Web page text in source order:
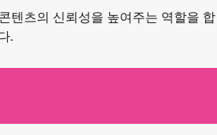
텐츠의 신뢰성을 높여주는 역할을 합
.